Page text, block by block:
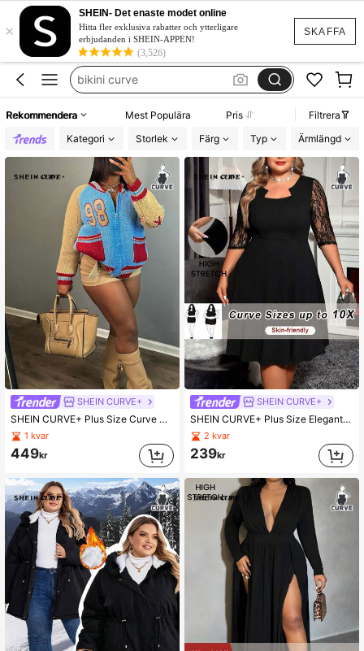
SKAFFA
×
SHEIN- Det enaste modet online
Hitta fler exklusiva rabatter och ytterligare
erbjudanden i SHEIN-APPEN!
(3,526)
fest klänning
bikini plus size
bikini curve
fest klänning
Rekommendera Mest Populära Pris
Filtrera
Kategori
Storlek Färg Typ Ärmlängd
SHEIN CURVE+
SHEIN CURVE+ Plus Size Curve Streetwear & Casual Lös baseballjacka, färgblockdesign med fickor och nummer 98, stickad koftajacka för kvinnor för höst/vinter,höstkläder,hösttröjor
1 kvar
449kr
SHEIN CURVE+
SHEIN CURVE+ Plus Size Elegant Enfärgad Lace Patchwork Klänning, Höst
2 kvar
239kr